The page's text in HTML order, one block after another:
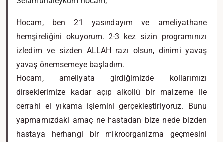
Hocam, ben 21 yasındayım ve ameliyathane
hemşireliğini okuyorum. 2-3 kez sizin programınızı
izledim ve sizden ALLAH razı olsun, dinimi yavaş
yavaş önemsemeye başladım.
Hocam, ameliyata girdiğimizde kollarımızı
dirseklerimize kadar açıp alkollü bir malzeme ile
cerrahi el yıkama işlemini gerçekleştiriyoruz. Bunu
yapmamızdaki amaç ne hastadan bize nede bizden
hastaya herhangi bir mikroorganizma geçmesini